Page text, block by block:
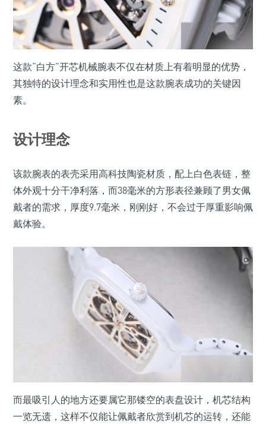
这款“白方”开芯机械腕表不仅在材质上有着明显的优势，
其独特的设计理念和实用性也是这款腕表成功的关键因
素。
设计理念
该款腕表的表壳采用高科技陶瓷材质，配上白色表链，整
体外观十分干净利落，而38毫米的方形表径兼顾了男女佩
戴者的需求，厚度9.7毫米，刚刚好，不会过于厚重影响佩
戴体验。
而最吸引人的地方还要属它那镂空的表盘设计，机芯结构
一览无遗，这样不仅能让佩戴者欣赏到机芯的运转，还能